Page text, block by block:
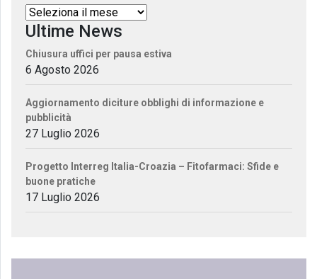
Ultime News
Chiusura uffici per pausa estiva
6 Agosto 2026
Aggiornamento diciture obblighi di informazione e
pubblicità
27 Luglio 2026
Progetto Interreg Italia-Croazia – Fitofarmaci: Sfide e
buone pratiche
17 Luglio 2026